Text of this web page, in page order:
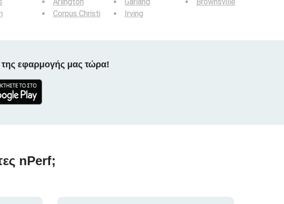
Corpus Christi
Irving
εφαρμογής μας τώρα!
nPerf;